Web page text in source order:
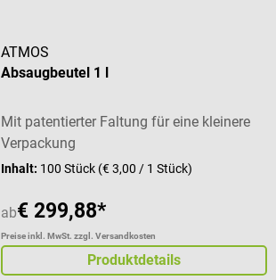
ATMOS
Absaugbeutel 1 l
Mit patentierter Faltung für eine kleinere
Verpackung
Inhalt: 100 Stück (€ 3,00 / 1 Stück)
ab€ 299,88*
Preise inkl. MwSt. zzgl. Versandkosten
Produktdetails